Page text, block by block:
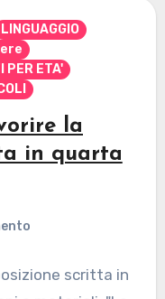
LINGUAGGIO
PER ETA'
la
in quarta
scritta in